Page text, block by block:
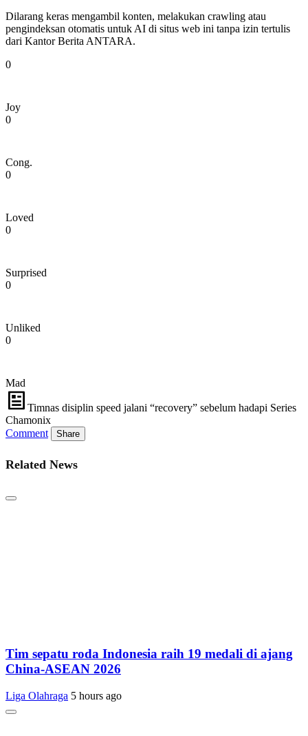
Dilarang keras mengambil konten, melakukan crawling atau
pengindeksan otomatis untuk AI di situs web ini tanpa izin tertulis
dari Kantor Berita ANTARA.
0
Joy
0
Cong.
0
Loved
0
Surprised
0
Unliked
0
Mad
Timnas disiplin speed jalani “recovery” sebelum hadapi Series
Chamonix
Comment
Share
Related News
Tim sepatu roda Indonesia raih 19 medali di ajang
China-ASEAN 2026
Liga Olahraga 5 hours ago